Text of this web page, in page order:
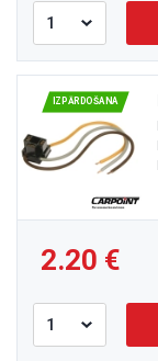
IZPĀRDOŠANA
2.20